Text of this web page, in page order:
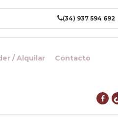
(34) 937 594 692
/ Alquilar Contacto